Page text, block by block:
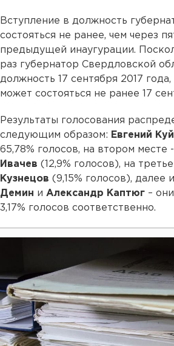
Вступление в должность
состояться не ранее, чем через
предыдущей инаугурации.
раз губернатор Свердловской
должность 17 сентября 2017
может состояться не ранее 17
Результаты голосования
следующим образом: Евгений
65,78% голосов, на втором месте -
Ивачев (12,9% голосов), на
Кузнецов (9,15% голосов), далее
Демин и Александр Каптюг –
3,17% голосов соответственно.